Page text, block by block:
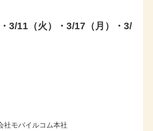
3/11（火）・3/17（月）・3/
モバイルコム本社